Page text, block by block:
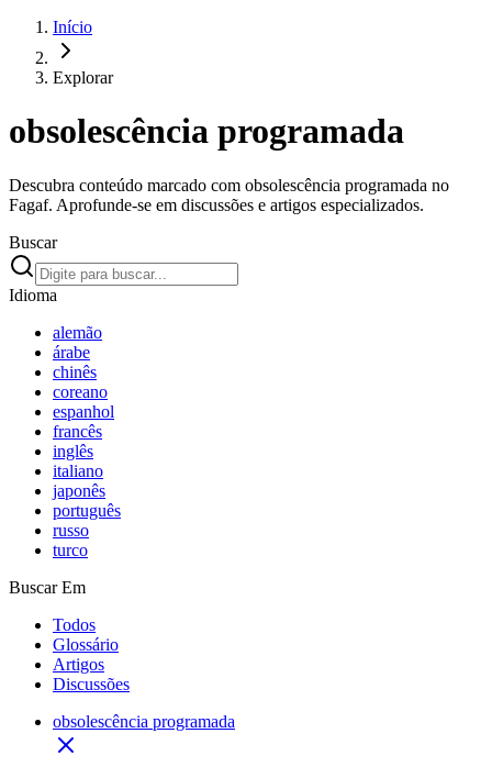
Início
Explorar
obsolescência programada
Descubra conteúdo marcado com obsolescência programada no
Fagaf. Aprofunde-se em discussões e artigos especializados.
Buscar
Idioma
alemão
árabe
chinês
coreano
espanhol
francês
inglês
italiano
japonês
português
russo
turco
Buscar Em
Todos
Glossário
Artigos
Discussões
obsolescência programada